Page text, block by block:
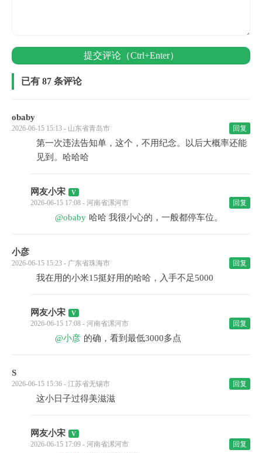
提交评论（Ctrl+Enter）
已有 87 条评论
obaby
2026-06-15 15:13 - 山东省青岛市 回复
第一次违法告知单，这个，不用纪念。以后大概率还能
见到。哈哈哈
网友小宋
2026-06-15 17:08 - 河南省漯河市 回复
@obaby 哈哈 我很小心的，一般都停车位。
小彦
2026-06-15 15:23 - 广东省珠海市 回复
我在用的小米15挺好用的哈哈，入手不足5000
网友小宋
2026-06-15 17:08 - 河南省漯河市 回复
@小彦 的确，看到最低3000多点
S
2026-06-15 15:36 - 江苏省无锡市 回复
这小日子过得美滋滋
网友小宋
2026-06-15 17:09 - 河南省漯河市 回复